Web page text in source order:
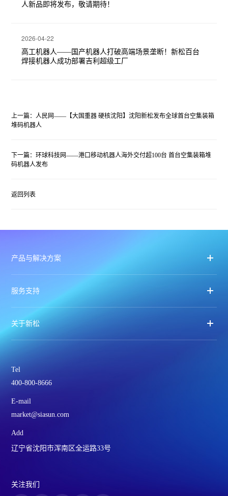
人新品即将发布，敬请期待！
2026-04-22
高工机器人——国产机器人打破高端场景垄断！新松百台
焊接机器人成功部署吉利超级工厂
上一篇：人民网——【大国重器 硬核沈阳】沈阳新松发布全球首台空集装箱
堆码机器人
下一篇：环球科技网——港口移动机器人海外交付超100台 首台空集装箱堆
码机器人发布
返回列表
产品与解决方案
服务支持
关于新松
Tel
400-800-8666
E-mail
market@siasun.com
Add
辽宁省沈阳市浑南区全运路33号
关注我们